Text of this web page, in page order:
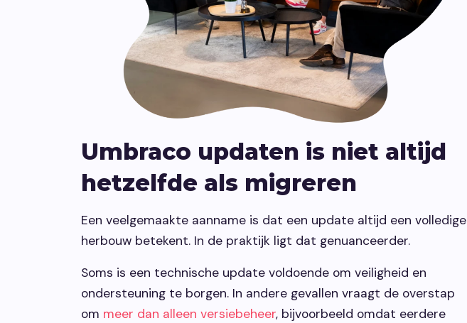
Umbraco updaten is niet altijd
hetzelfde als migreren
Een veelgemaakte aanname is dat een update altijd een volledige
herbouw betekent. In de praktijk ligt dat genuanceerder.
Soms is een technische update voldoende om veiligheid en
ondersteuning te borgen. In andere gevallen vraagt de overstap
om meer dan alleen versiebeheer, bijvoorbeeld omdat eerdere